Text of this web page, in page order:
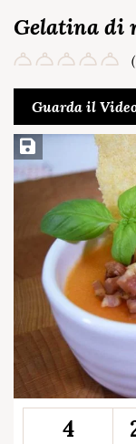
Gelatina di
Guarda il
Salva ricetta
4